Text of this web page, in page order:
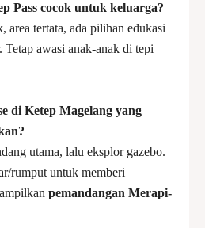
Pass cocok untuk keluarga?
area tertata, ada pilihan edukasi
Tetap awasi anak-anak di tepi
di Ketep Magelang yang
utama, lalu eksplor gazebo.
rumput untuk memberi
pemandangan Merapi-